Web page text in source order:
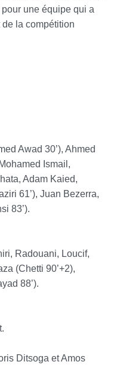
une équipe qui a
la compétition
Awad 30’), Ahmed
Ismail,
Adam Kaied,
61’), Juan Bezerra,
83’).
Radouani, Loucif,
(Chetti 90’+2),
88’).
Ditsoga et Amos